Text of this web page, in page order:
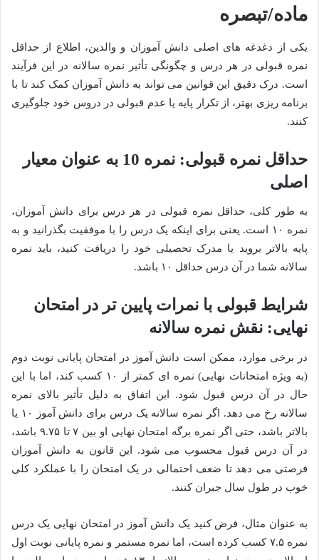
ماده/تبصره
یکی از دغدغه های اصلی دانش آموزان و والدین، اطلاع از حداقل
نمره قبولی در هر درس و چگونگی تأثیر نمره سالانه در این فرآیند
است. درک دقیق این قوانین می تواند به دانش آموزان کمک کند تا با
برنامه ریزی بهتر، از تکرار پایه یا عدم قبولی در دروس خود جلوگیری
کنند.
حداقل نمره قبولی: نمره 10 به عنوان معیار
اصلی
به طور کلی، حداقل نمره قبولی در هر درس برای دانش آموزان،
نمره ۱۰ است. یعنی برای اینکه یک درس را با موفقیت بگذرانید و به
پایه بالاتر بروید یا مدرک تحصیلی خود را دریافت کنید، باید نمره
سالانه شما در آن درس حداقل ۱۰ باشد.
شرایط قبولی با نمرات پایین تر در امتحان
نهایی: نقش نمره سالانه
در برخی موارد، ممکن است دانش آموز در امتحان پایانی نوبت دوم
(به ویژه امتحانات نهایی) نمره ای کمتر از ۱۰ کسب کند، اما با این
حال در آن درس قبول شود. این اتفاق به دلیل تأثیر بالای نمره
سالانه رخ می دهد. اگر نمره سالانه یک درس برای دانش آموز ۱۰ یا
بالاتر باشد، حتی اگر نمره برگه امتحان نهایی او بین ۷ تا ۹.۷۵ باشد،
در آن درس قبول محسوب می شود. این قانون به دانش آموزان
فرصتی می دهد تا ضعف احتمالی در یک امتحان را با عملکرد کلی
خوب در طول سال جبران کنند.
به عنوان مثال، فرض کنید یک دانش آموز در امتحان نهایی یک درس
نمره ۷.۵ کسب کرده است، اما نمره مستمر و نمره پایانی نوبت اول